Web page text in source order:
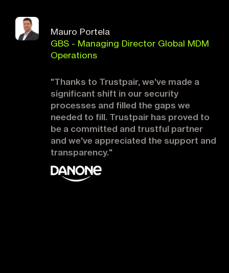
Mauro Portela
GBS - Managing Director Global MDM
Operations
"Thanks to Trustpair, we've made a
significant shift in our security
processes and filled the gaps we
needed to fill. Trustpair has proved to
be a committed and trustful partner
and we've appreciated the support and
transparency."